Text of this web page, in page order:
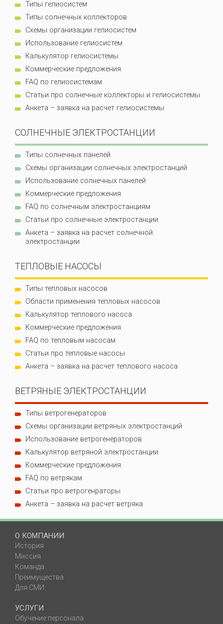
Типы гелиосистем
Типы солнечных коллекторов
Схемы организации гелиосистем
Использование гелиосистем
Калькулятор гелиосистемы
Коммерческие предложения
FAQ по гелиосистемам
Статьи про солнечные коллекторы и гелиосистемы
Анкета – заявка на расчет гелиосистемы
СОЛНЕЧНЫЕ ЭЛЕКТРОСТАНЦИИ
Типы солнечных панелей
Схемы организации солнечных электростанций
Использование солнечных панелей
Коммерческие предложения
FAQ по солнечным электростанциям
Статьи про солнечные электростанции
Анкета – заявка на расчет солнечной
электростанции
ТЕПЛОВЫЕ НАСОСЫ
Типы тепловых насосов
Области применения тепловых насосов
Калькулятор теплового насоса
Коммерческие предложения
FAQ по тепловым насосам
Статьи про тепловые насосы
Анкета – заявка на расчет теплового насоса
ВЕТРЯНЫЕ ЭЛЕКТРОСТАНЦИИ
Типы ветрогенераторов
Схемы организации ветряных электростанций
Использование ветрогенераторов
Калькулятор ветряной электростанции
Коммерческие предложения
FAQ по ветрякам
Статьи про ветрогенраторы
Анкета – заявка на расчет ветряка
О КОМПАНИИ
История
Миссия
Команда
Преимущества
Для СМИ
УСЛУГИ
Обучение персонала